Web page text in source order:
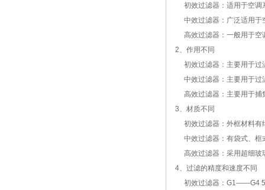
初效过滤器：适用于空调
中效过滤器：广泛适用于
高效过滤器：一般用于空
2、作用不同
初效过滤器：主要用于过
中效过滤器：主要用于过
高效过滤器：主要用于捕
3、材质不同
初效过滤器：外框材料有
中效过滤器：有袋式、框
高效过滤器：采用超细玻
4、过滤的精度和速度不同
初效过滤器：G1——G4 5